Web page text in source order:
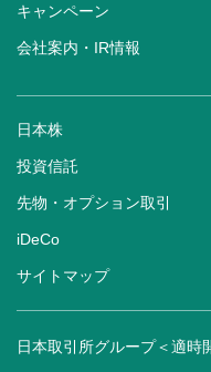
キャンペーン
会社案内・IR情報
日本株
投資信託
先物・オプション取引
iDeCo
サイトマップ
日本取引所グループ＜適時